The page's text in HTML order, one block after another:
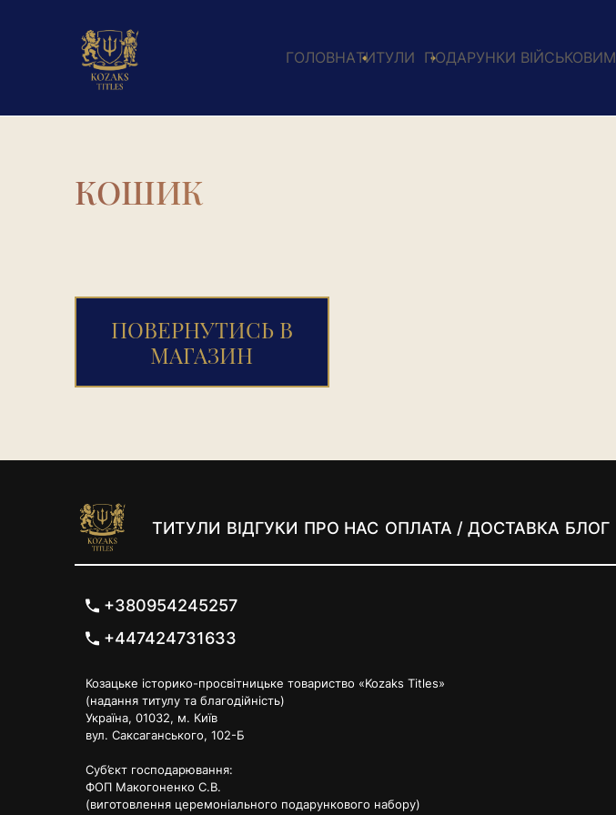
ГОЛОВНАТИТУЛИ ПОДАРУНКИ ВІЙСЬКОВИМ
КОШИК
ПОВЕРНУТИСЬ В
МАГАЗИН
ТИТУЛИ ВІДГУКИ ПРО НАС ОПЛАТА / ДОСТАВКА БЛОГ
+380954245257
+447424731633
Козацьке історико-просвітницьке товариство «Kozaks Titles»
(надання титулу та благодійність)
Україна, 01032, м. Київ
вул. Саксаганського, 102-Б
Суб’єкт господарювання:
ФОП Макогоненко С.В.
(виготовлення церемоніального подарункового набору)